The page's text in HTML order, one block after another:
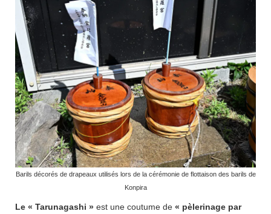
Barils décorés de drapeaux utilisés lors de la cérémonie de flottaison des barils de
Konpira
Le « Tarunagashi »est une coutume de « pèlerinage par